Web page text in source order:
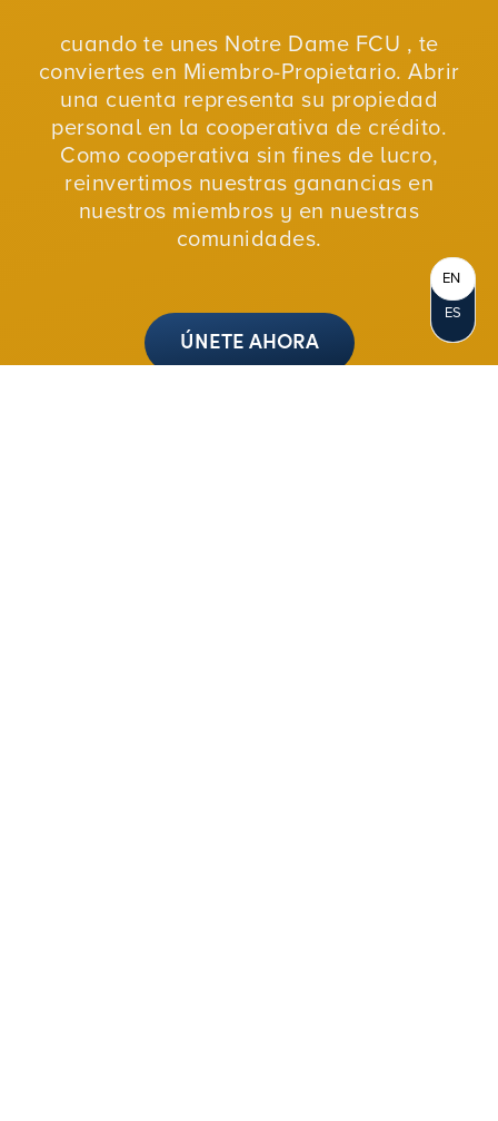
cuando te unes Notre Dame FCU , te
conviertes en Miembro-Propietario. Abrir
una cuenta representa su propiedad
personal en la cooperativa de crédito.
Como cooperativa sin fines de lucro,
reinvertimos nuestras ganancias en
nuestros miembros y en nuestras
comunidades.
ÚNETE AHORA
ES
EN